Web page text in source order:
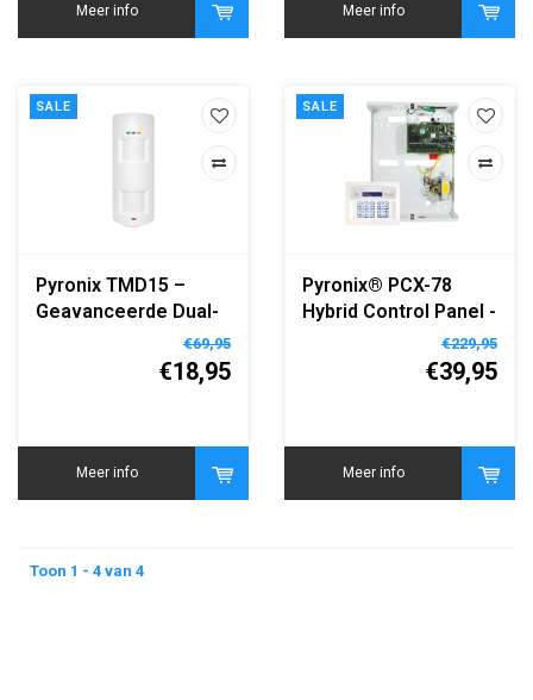
Meer info Meer info
SALE
Pyronix TMD15 –
Geavanceerde Dual-
Bewegingsdetector
€69,95
€18,95
Meer info
SALE
Pyronix® PCX-78
Hybrid Control Panel -
Wireless Zones
€229,95
€39,95
Meer info
Toon 1 - 4 van 4